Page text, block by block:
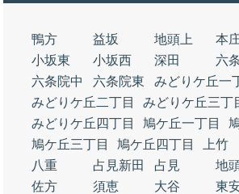
鴨方 益坂 地頭上
本
小坂東
小坂西 深田
六
六条院中
六条院東
みどりケ丘一
みどりケ丘二丁目
みどりケ丘三丁
みどりケ丘四丁目
鳩ケ丘一丁目
鳩ケ丘三丁目
鳩ケ丘四丁目 上竹
八重
占見新田 占見
地
佐方
須恵 大谷
東